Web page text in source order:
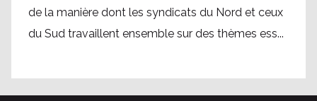
de la manière dont les syndicats du Nord et ceux
du Sud travaillent ensemble sur des thèmes ess...